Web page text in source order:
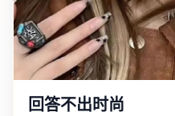
回答不出时尚